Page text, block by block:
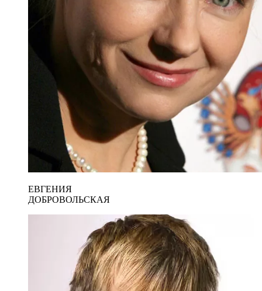
ЕВГЕНИЯ
ДОБРОВОЛЬСКАЯ